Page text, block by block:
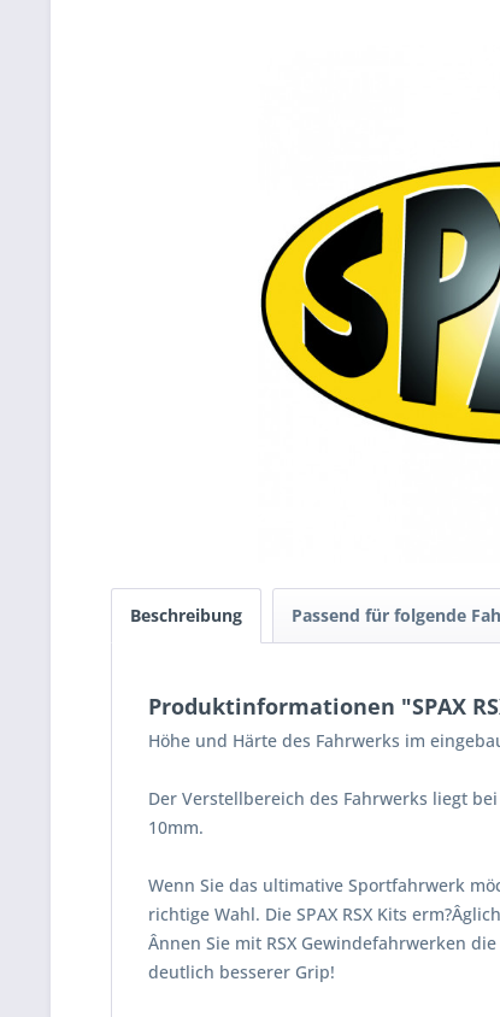
Beschreibung Passend für folgende
Produktinformationen "SPAX
Höhe und Härte des Fahrwerks im
Der Verstellbereich des Fahrwerks liegt
10mm.
Wenn Sie das ultimative Sportfahrwerk
richtige Wahl. Die SPAX RSX Kits
Ânnen Sie mit RSX Gewindefahrwerken
deutlich besserer Grip!